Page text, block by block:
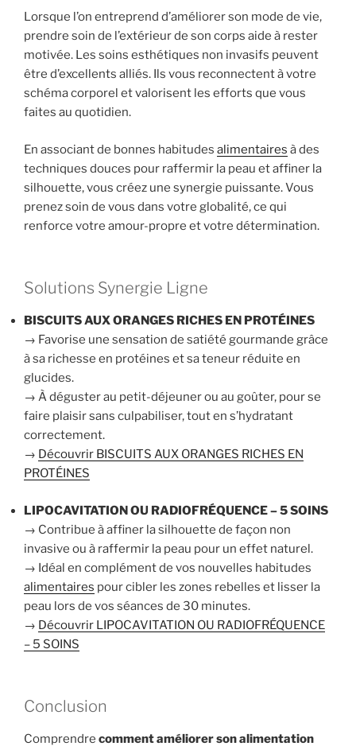
Lorsque l’on entreprend d’améliorer son mode de vie,
prendre soin de l’extérieur de son corps aide à rester
motivée. Les soins esthétiques non invasifs peuvent
être d’excellents alliés. Ils vous reconnectent à votre
schéma corporel et valorisent les efforts que vous
faites au quotidien.
En associant de bonnes habitudes alimentaires à des
techniques douces pour raffermir la peau et affiner la
silhouette, vous créez une synergie puissante. Vous
prenez soin de vous dans votre globalité, ce qui
renforce votre amour-propre et votre détermination.
Solutions Synergie Ligne
BISCUITS AUX ORANGES RICHES EN PROTÉINES
→ Favorise une sensation de satiété gourmande grâce
à sa richesse en protéines et sa teneur réduite en
glucides.
→ À déguster au petit-déjeuner ou au goûter, pour se
faire plaisir sans culpabiliser, tout en s’hydratant
correctement.
→ Découvrir BISCUITS AUX ORANGES RICHES EN
PROTÉINES
LIPOCAVITATION OU RADIOFRÉQUENCE – 5 SOINS
→ Contribue à affiner la silhouette de façon non
invasive ou à raffermir la peau pour un effet naturel.
→ Idéal en complément de vos nouvelles habitudes
alimentaires pour cibler les zones rebelles et lisser la
peau lors de vos séances de 30 minutes.
→ Découvrir LIPOCAVITATION OU RADIOFRÉQUENCE
– 5 SOINS
Conclusion
Comprendre comment améliorer son alimentation